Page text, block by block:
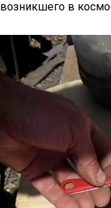
возникшего в